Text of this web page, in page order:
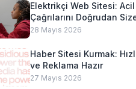
Elektrikçi Web Sitesi: Acil
Çağrılarını Doğrudan
28 Mayıs 2026
Haber Sitesi Kurmak:
ve Reklama Hazır
27 Mayıs 2026